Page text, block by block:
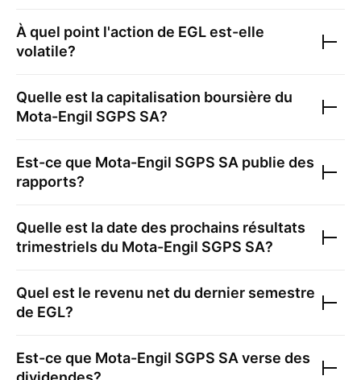
À quel point l'action de EGLest-elle
volatile?
Quelle est la capitalisation boursière du
Mota-Engil SGPS SA?
Est-ce que Mota-Engil SGPS SA publie des
rapports?
Quelle est la date des prochains résultats
trimestriels du Mota-Engil SGPS SA?
Quel est le revenu net du dernier semestre
de EGL?
Est-ce que Mota-Engil SGPS SA verse des